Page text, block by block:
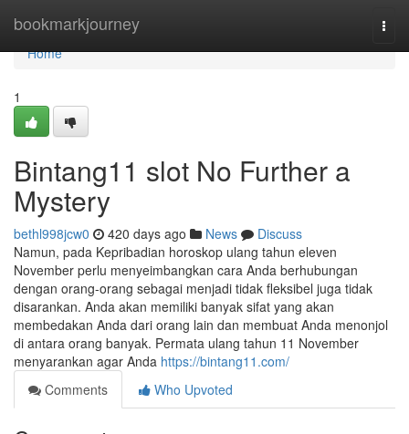
bookmarkjourney
Home
Home
1
Bintang11 slot No Further a
Mystery
bethl998jcw0 420 days ago News
Discuss
Namun, pada Kepribadian horoskop ulang tahun eleven
November perlu menyeimbangkan cara Anda berhubungan
dengan orang-orang sebagai menjadi tidak fleksibel juga tidak
disarankan. Anda akan memiliki banyak sifat yang akan
membedakan Anda dari orang lain dan membuat Anda menonjol
di antara orang banyak. Permata ulang tahun 11 November
menyarankan agar Anda https://bintang11.com/
Comments
Who Upvoted